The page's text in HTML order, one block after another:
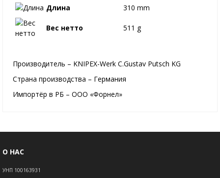
Длина
310 mm
Вес нетто 511 g
Производитель – KNIPEX-Werk C.Gustav Putsch KG
Страна производства – Германия
Импортёр в РБ – ООО «Форнел»
О НАС
УНП 100163931